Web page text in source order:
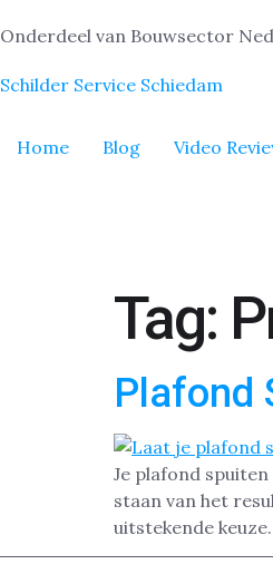
Onderdeel van Bouwsector
Schilder Service Schiedam
Home Blog Video
Tag:
Plafond
Je plafond
staan van het
uitstekende